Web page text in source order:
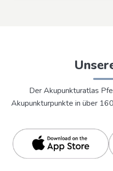
Der Akupunkturatlas
Akupunkturpunkte in über